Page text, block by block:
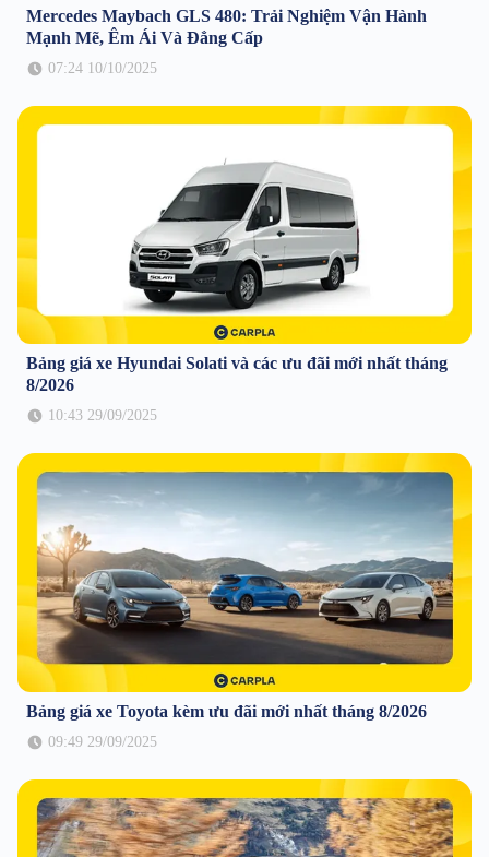
Mercedes Maybach GLS 480: Trải Nghiệm Vận Hành
Mạnh Mẽ, Êm Ái Và Đẳng Cấp
07:24 10/10/2025
Bảng giá xe Hyundai Solati và các ưu đãi mới nhất tháng
8/2026
10:43 29/09/2025
Bảng giá xe Toyota kèm ưu đãi mới nhất tháng 8/2026
09:49 29/09/2025